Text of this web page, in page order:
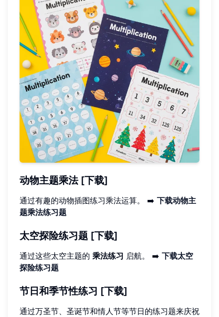
动物主题乘法 [下载]
通过有趣的动物插图练习乘法运算。 ➡️ 下载动物主
题乘法练习题
太空探险练习题 [下载]
通过这些太空主题的 乘法练习 启航。 ➡️ 下载太空
探险练习题
节日和季节性练习 [下载]
通过万圣节、圣诞节和情人节等节日的练习题来庆祝